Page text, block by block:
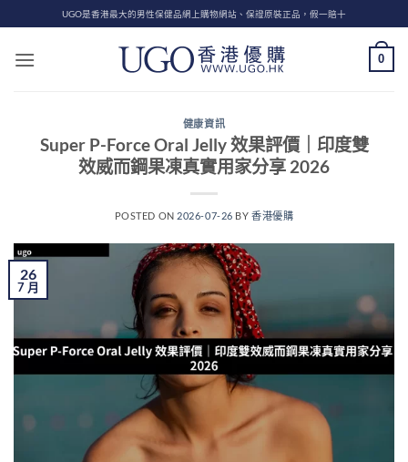
to
content
UGO是香港最大的男性保健品網上購物網站、保證原裝正品，假一賠十
0
健康資訊
Super P-Force Oral Jelly 效果評價｜印度雙
效威而鋼果凍真實用家分享 2026
POSTED ON 2026-07-26 BY香港優購
26
7 月